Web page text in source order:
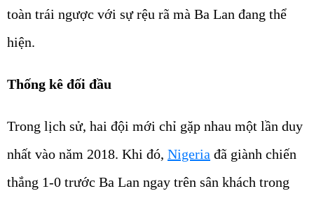
toàn trái ngược với sự rệu rã mà Ba Lan đang thể
hiện.
Thống kê đối đầu
Trong lịch sử, hai đội mới chỉ gặp nhau một lần duy
nhất vào năm 2018. Khi đó, Nigeria đã giành chiến
thắng 1-0 trước Ba Lan ngay trên sân khách trong